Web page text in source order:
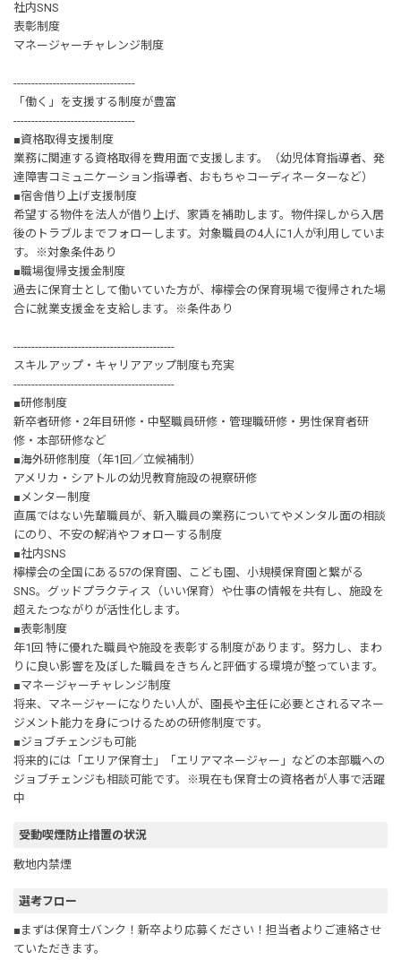
社内SNS
表彰制度
マネージャーチャレンジ制度
----------------------------------
「働く」を支援する制度が豊富
----------------------------------
■資格取得支援制度
業務に関連する資格取得を費用面で支援します。（幼児体育指導者、発
達障害コミュニケーション指導者、おもちゃコーディネーターなど）
■宿舎借り上げ支援制度
希望する物件を法人が借り上げ、家賃を補助します。物件探しから入居
後のトラブルまでフォローします。対象職員の4人に1人が利用していま
す。※対象条件あり
■職場復帰支援金制度
過去に保育士として働いていた方が、檸檬会の保育現場で復帰された場
合に就業支援金を支給します。※条件あり
---------------------------------------------
スキルアップ・キャリアアップ制度も充実
---------------------------------------------
■研修制度
新卒者研修・2年目研修・中堅職員研修・管理職研修・男性保育者研
修・本部研修など
■海外研修制度（年1回／立候補制）
アメリカ・シアトルの幼児教育施設の視察研修
■メンター制度
直属ではない先輩職員が、新入職員の業務についてやメンタル面の相談
にのり、不安の解消やフォローする制度
■社内SNS
檸檬会の全国にある57の保育園、こども園、小規模保育園と繋がる
SNS。グッドプラクティス（いい保育）や仕事の情報を共有し、施設を
超えたつながりが活性化します。
■表彰制度
年1回 特に優れた職員や施設を表彰する制度があります。努力し、まわ
りに良い影響を及ぼした職員をきちんと評価する環境が整っています。
■マネージャーチャレンジ制度
将来、マネージャーになりたい人が、園長や主任に必要とされるマネー
ジメント能力を身につけるための研修制度です。
■ジョブチェンジも可能
将来的には「エリア保育士」「エリアマネージャー」などの本部職への
ジョブチェンジも相談可能です。※現在も保育士の資格者が人事で活躍
中
受動喫煙防止措置の状況
敷地内禁煙
選考フロー
■まずは保育士バンク！新卒より応募ください！担当者よりご連絡させ
ていただきます。